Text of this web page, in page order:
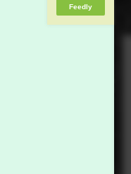
Feedly